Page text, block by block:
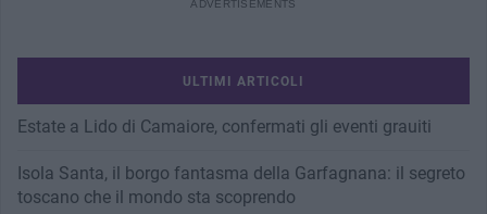
ULTIMI ARTICOLI
Estate a Lido di Camaiore, confermati gli eventi grauiti
Isola Santa, il borgo fantasma della Garfagnana: il segreto
toscano che il mondo sta scoprendo